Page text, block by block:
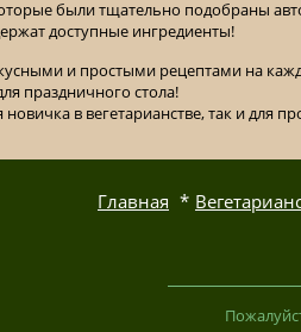
были тщательно подобраны
доступные ингредиенты!
и простыми рецептами на
праздничного стола!
в вегетарианстве, так и для
Главная